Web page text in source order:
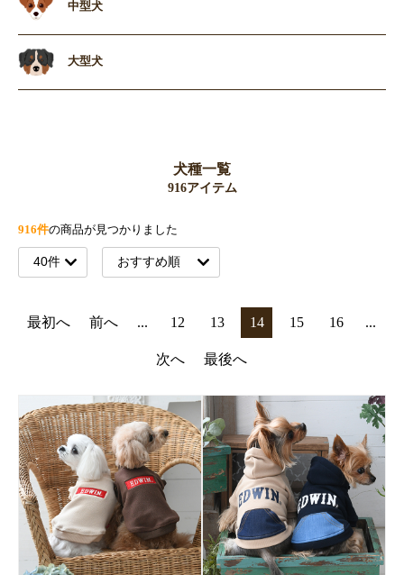
犬種一覧
916アイテム
中型犬
大型犬
916件の商品が見つかりました
最初へ 前へ ... 12 13 14 15 16 ...
次へ 最後へ